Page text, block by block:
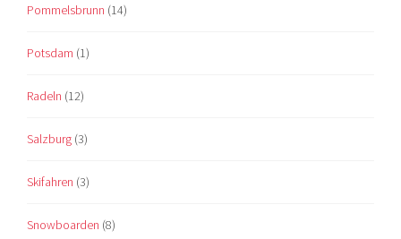
Pommelsbrunn (14)
Potsdam (1)
Radeln (12)
Salzburg (3)
Skifahren (3)
Snowboarden (8)